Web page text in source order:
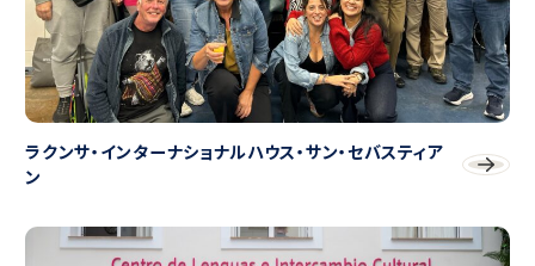
ラクンサ・インターナショナルハウス・サン・セバスティア
ン